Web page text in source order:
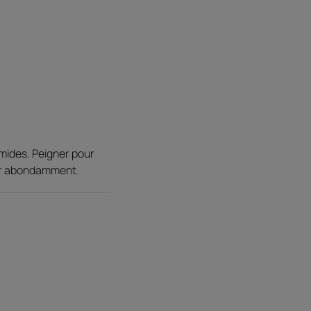
racine pour réduire la casse des
Peigner pour
abondamment.